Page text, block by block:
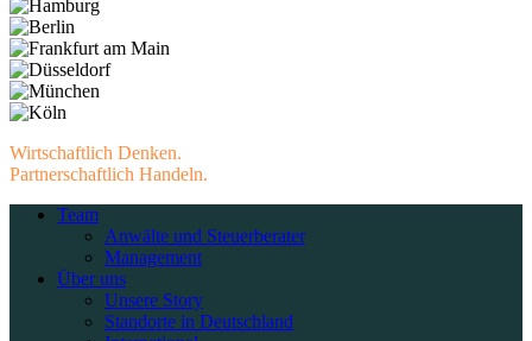
Wirtschaftlich Denken.
Partnerschaftlich Handeln.
Team
Anwälte und Steuerberater
Management
Über uns
Unsere Story
Standorte in Deutschland